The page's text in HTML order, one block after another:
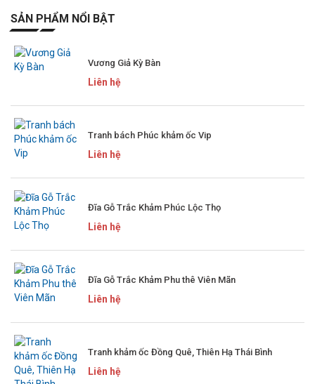
SẢN PHẨM NỔI BẬT
Vương Giả Kỳ Bàn
Liên hệ
Tranh bách Phúc khảm ốc Vip
Liên hệ
Đĩa Gỗ Trắc Khảm Phúc Lộc Thọ
Liên hệ
Đĩa Gỗ Trắc Khảm Phu thê Viên Mãn
Liên hệ
Tranh khảm ốc Đồng Quê, Thiên Hạ Thái Bình
Liên hệ